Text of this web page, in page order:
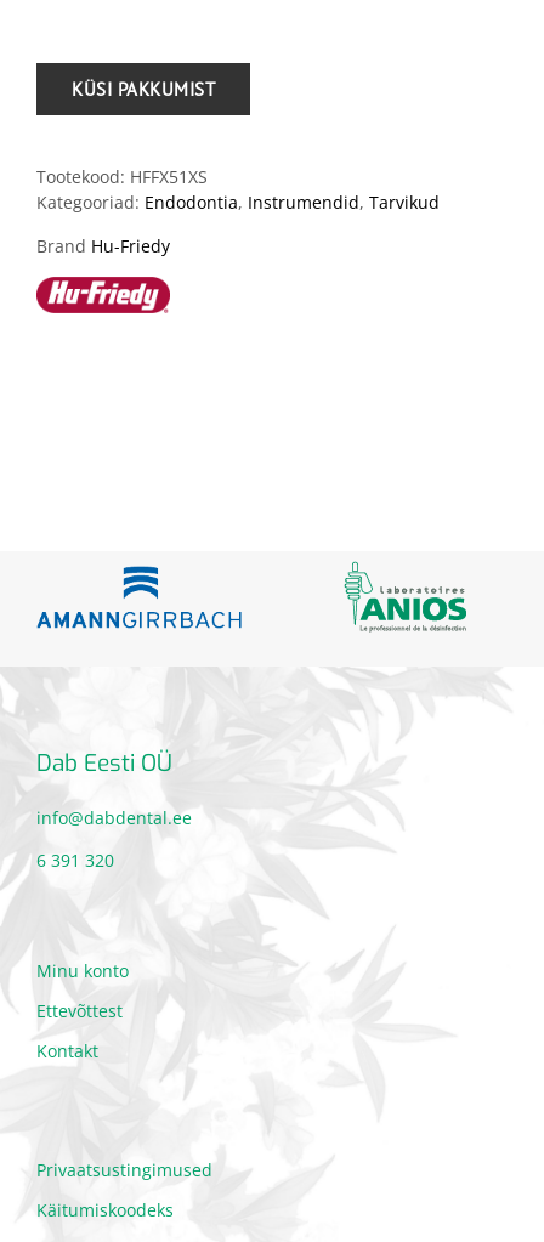
Tootekood: HFFX51XS
Kategooriad: Endodontia, Instrumendid, Tarvikud
Brand Hu-Friedy
Dab Eesti OÜ
info@dabdental.ee
6 391 320
Minu konto
Ettevõttest
Kontakt
Privaatsustingimused
Käitumiskoodeks